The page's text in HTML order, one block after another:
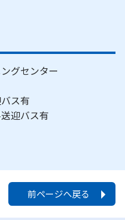
グセンター
バス有
送迎バス有
前ページへ戻る